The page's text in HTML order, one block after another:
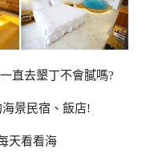
直去墾丁不會膩嗎?
景民宿、飯店!
天看看海